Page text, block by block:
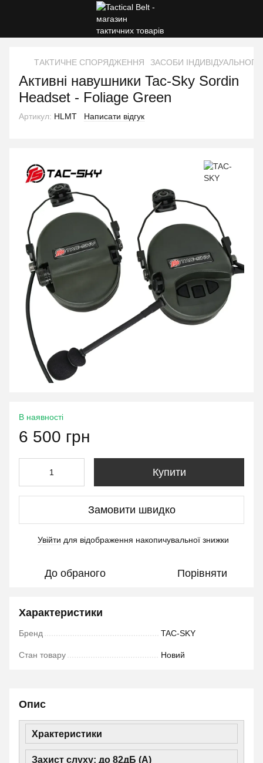
ТАКТИЧНЕ СПОРЯДЖЕННЯ ЗАСОБИ
Активні навушники Tac-Sky Sordin
Headset - Foliage Green
Артикул: HLMT Написати відгук
В наявності
6 500 грн
Купити
Замовити швидко
Увійти для відображення накопичувальної знижки
До обраного Порівняти
Характеристики
Бренд TAC-SKY
Стан товару Новий
Опис
Храктеристики
Захист слуху: до 82дБ (А)